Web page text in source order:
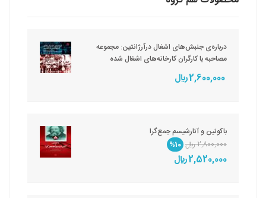
درباره‌ی جنبش‌های اشغال درآرژانتین: مجموعه
مصاحبه با کارگران کارخانه‌‌های اشغال شده
2,600,000 ريال
باکونین و آنارشیسم جمع‌گرا
2,800,000 ريال
%10
2,520,000 ريال